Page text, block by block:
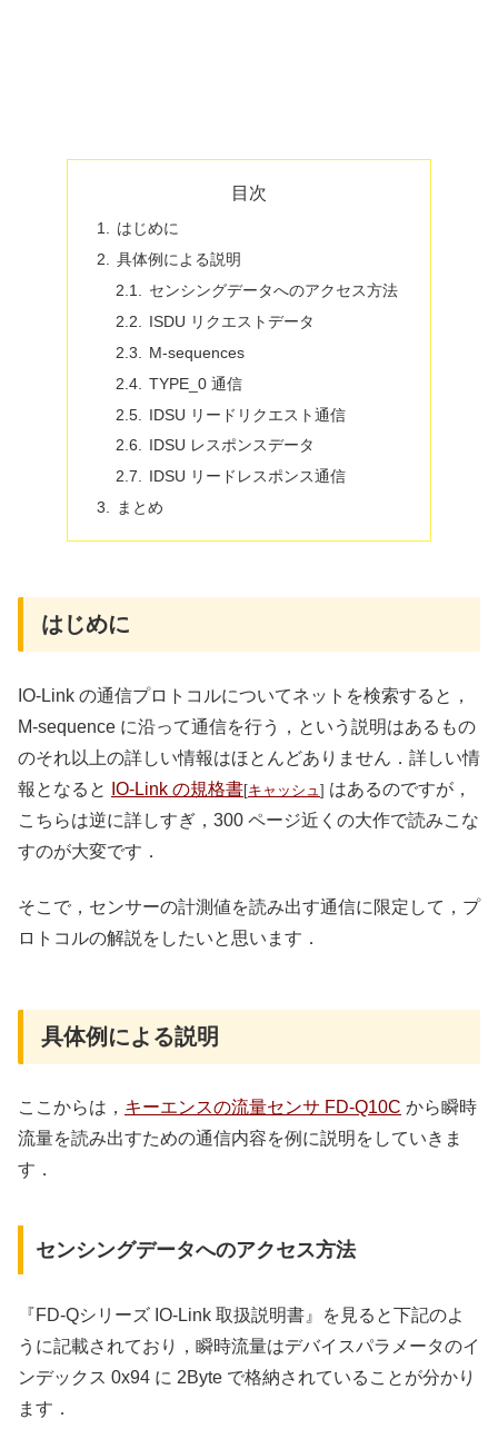
目次
はじめに
具体例による説明
センシングデータへのアクセス方法
ISDU リクエストデータ
M-sequences
TYPE_0 通信
IDSU リードリクエスト通信
IDSU レスポンスデータ
IDSU リードレスポンス通信
まとめ
はじめに
IO-Link の通信プロトコルについてネットを検索すると，
M-sequence に沿って通信を行う，という説明はあるもの
のそれ以上の詳しい情報はほとんどありません．詳しい情
報となると
IO-Link の規格書[キャッシュ ] はあるのですが，
こちらは逆に詳しすぎ，300 ページ近くの大作で読みこな
すのが大変です．
そこで，センサーの計測値を読み出す通信に限定して，プ
ロトコルの解説をしたいと思います．
具体例による説明
ここからは， キーエンスの流量センサ FD-Q10C から瞬時
流量を読み出すための通信内容を例に説明をしていきま
す．
センシングデータへのアクセス方法
『FD-Qシリーズ IO-Link 取扱説明書』を見ると下記のよ
うに記載されており，瞬時流量はデバイスパラメータのイ
ンデックス 0x94 に 2Byte で格納されていることが分かり
ます．